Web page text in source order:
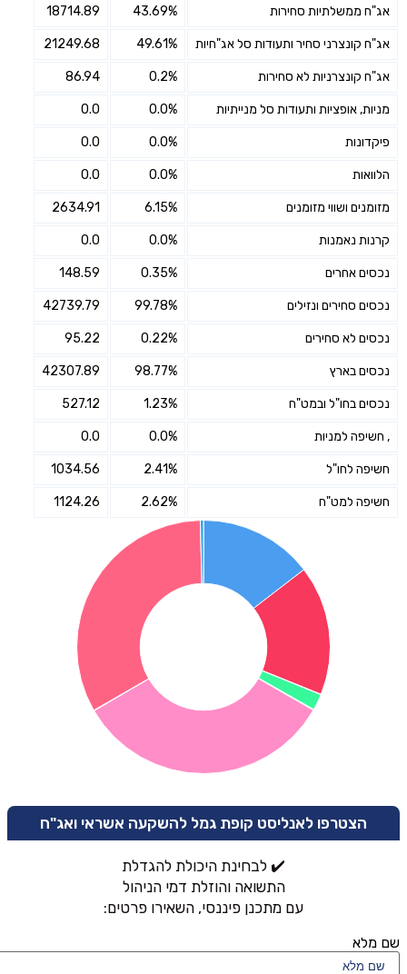
אג"ח ממשלתיות סחירות 43.69%
18714.89
אג"ח קונצרני סחיר ותעודות סל אג"חיות 49.61%
21249.68
אג"ח קונצרניות לא סחירות 0.2%
86.94
מניות, אופציות ותעודות סל מנייתיות 0.0%
0.0
פיקדונות 0.0%
0.0
הלוואות 0.0%
0.0
מזומנים ושווי מזומנים 6.15%
2634.91
קרנות נאמנות 0.0%
0.0
נכסים אחרים 0.35%
148.59
נכסים סחירים ונזילים 99.78%
42739.79
נכסים לא סחירים 0.22%
95.22
נכסים בארץ 98.77%
42307.89
נכסים בחו"ל ובמט"ח 1.23%
527.12
, חשיפה למניות 0.0%
0.0
חשיפה לחו"ל 2.41%
1034.56
חשיפה למט"ח 2.62%
1124.26
הצטרפו לאנליסט קופת גמל להשקעה אשראי ואג"ח
✔️ לבחינת היכולת להגדלת
התשואה והוזלת דמי הניהול
עם מתכנן פיננסי, השאירו פרטים:
שם מלא